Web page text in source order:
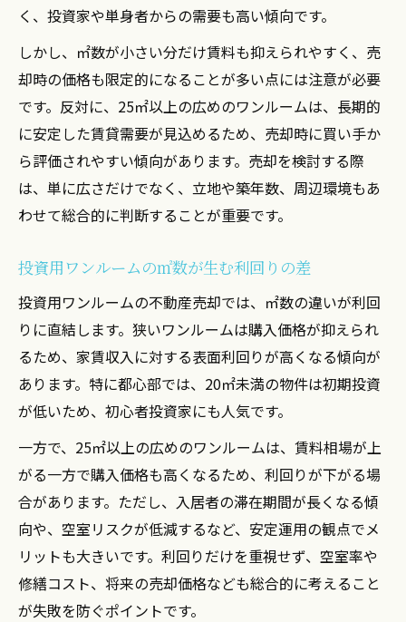
く、投資家や単身者からの需要も高い傾向です。
しかし、㎡数が小さい分だけ賃料も抑えられやすく、売
却時の価格も限定的になることが多い点には注意が必要
です。反対に、25㎡以上の広めのワンルームは、長期的
に安定した賃貸需要が見込めるため、売却時に買い手か
ら評価されやすい傾向があります。売却を検討する際
は、単に広さだけでなく、立地や築年数、周辺環境もあ
わせて総合的に判断することが重要です。
投資用ワンルームの㎡数が生む利回りの差
投資用ワンルームの不動産売却では、㎡数の違いが利回
りに直結します。狭いワンルームは購入価格が抑えられ
るため、家賃収入に対する表面利回りが高くなる傾向が
あります。特に都心部では、20㎡未満の物件は初期投資
が低いため、初心者投資家にも人気です。
一方で、25㎡以上の広めのワンルームは、賃料相場が上
がる一方で購入価格も高くなるため、利回りが下がる場
合があります。ただし、入居者の滞在期間が長くなる傾
向や、空室リスクが低減するなど、安定運用の観点でメ
リットも大きいです。利回りだけを重視せず、空室率や
修繕コスト、将来の売却価格なども総合的に考えること
が失敗を防ぐポイントです。